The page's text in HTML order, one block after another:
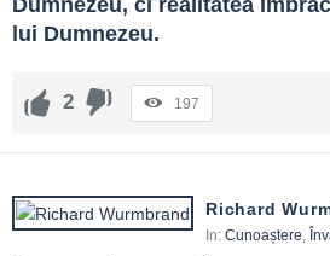
Dumnezeu, ci realitatea
lui Dumnezeu.
2 197
Richard
In: Cunoaștere,